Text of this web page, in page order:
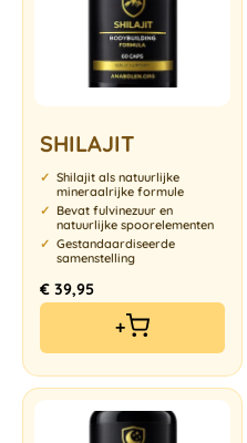
SHILAJIT
Shilajit als natuurlijke
mineraalrijke formule
Bevat fulvinezuur en
natuurlijke spoorelementen
Gestandaardiseerde
samenstelling
€ 39,95
+